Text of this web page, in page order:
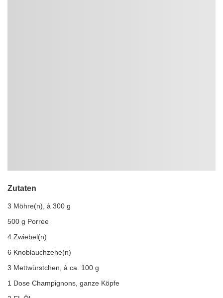
Zutaten
3 Möhre(n), à 300 g
500 g Porree
4 Zwiebel(n)
6 Knoblauchzehe(n)
3 Mettwürstchen, à ca. 100 g
1 Dose Champignons, ganze Köpfe